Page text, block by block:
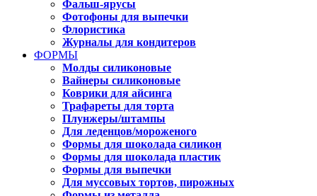
Фальш-ярусы
Фотофоны для выпечки
Флористика
Журналы для кондитеров
ФОРМЫ
Молды силиконовые
Вайнеры силиконовые
Коврики для айсинга
Трафареты для торта
Плунжеры/штампы
Для леденцов/мороженого
Формы для шоколада силикон
Формы для шоколада пластик
Формы для выпечки
Для муссовых тортов, пирожных